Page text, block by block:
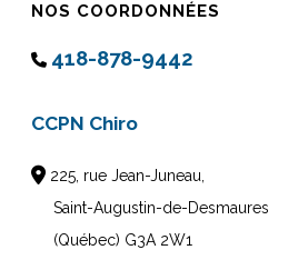
NOS COORDONNÉES
418-878-9442
CCPN Chiro
225, rue Jean-Juneau,
Saint-Augustin-de-Desmaures
(Québec) G3A 2W1